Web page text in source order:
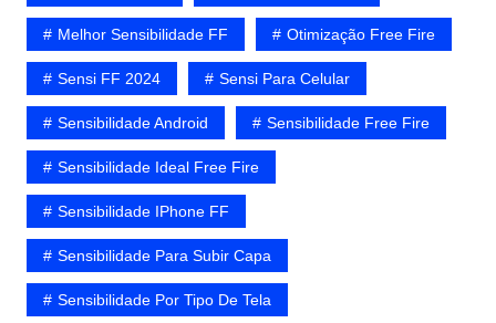
Melhor Sensibilidade FF Otimização Free Fire
Sensi FF 2024 Sensi Para Celular
Sensibilidade Android Sensibilidade Free Fire
Sensibilidade Ideal Free Fire
Sensibilidade IPhone FF
Sensibilidade Para Subir Capa
Sensibilidade Por Tipo De Tela